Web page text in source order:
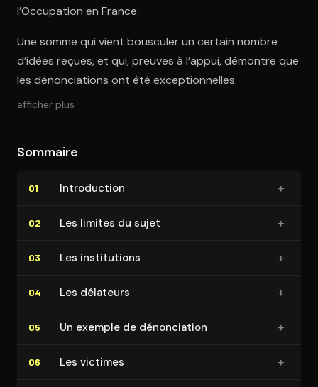
l’Occupation en France.
Une somme qui vient bousculer un certain nombre
d’idées reçues, et qui, preuves à l’appui, démontre que
les dénonciations ont été exceptionnelles.
afficher plus
Sommaire
01 In­tro­duc­tion +
02 Les limites du sujet +
03 Les ins­ti­tu­tions +
04 Les délateurs +
05 Un exemple de dé­non­cia­tion +
06 Les victimes +